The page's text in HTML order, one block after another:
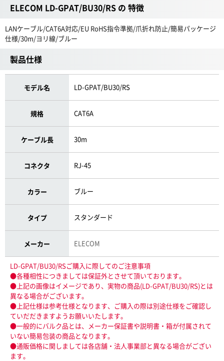
ELECOM LD-GPAT/BU30/RS の 特徴
LANケーブル/CAT6A対応/EU RoHS指令準拠/爪折れ防止/簡易パッケージ
仕様/30m/ヨリ線/ブルー
製品仕様
モデル名 LD-GPAT/BU30/RS
規格 CAT6A
ケーブル長 30m
コネクタ RJ-45
カラー ブルー
タイプ スタンダード
メーカー ELECOM
LD-GPAT/BU30/RSご購入に際してのご注意事項
●各種相性につきましては保証外とさせて頂いております。
●上記の画像はイメージであり、実物の商品(LD-GPAT/BU30/RS)とは
異なる場合がございます。
●上記仕様は参考仕様となります、ご購入の際は別途仕様をご確認し
ていだだきますようお願いいたします。
●一般的にバルク品とは、メーカー保証書や説明書・箱が付属されて
いない簡易包装の商品となります。
●通販価格に関しましては各店舗・法人事業部と異なる場合がござい
ます。